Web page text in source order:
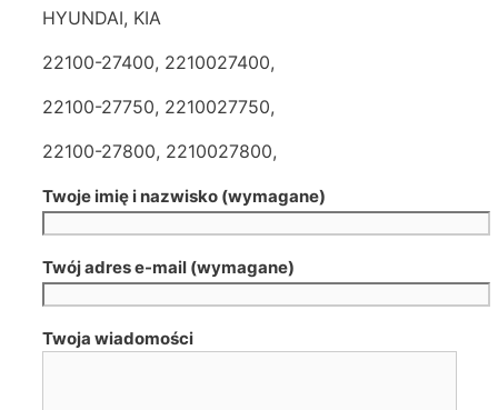
HYUNDAI, KIA
22100-27400, 2210027400,
22100-27750, 2210027750,
22100-27800, 2210027800,
Twoje imię i nazwisko (wymagane)
Twój adres e-mail (wymagane)
Twoja wiadomości